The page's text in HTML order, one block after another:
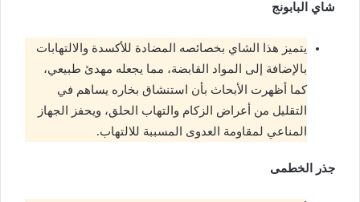
شاي البابونج
يتميز هذا الشاي بخصائصه المضادة للأكسدة والالتهابات
بالإضافة إلى المواد القابضة، مما يجعله مهدئ طبيعي،
كما أظهرت الأبحاث بأن استنشاق بخاره يساهم في
التقليل من أعراض الزكام والتهاب الحلق، ويحفز الجهاز
المناعي لمقاومة العدوى المسببة للالتهاب.
جذر الخطمى